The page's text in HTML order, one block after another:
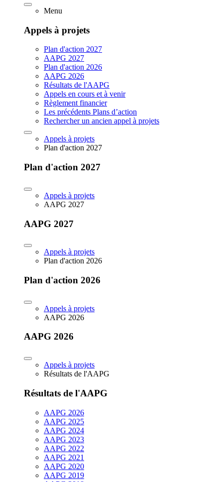
Menu
Appels à projets
Plan d'action 2027
AAPG 2027
Plan d'action 2026
AAPG 2026
Résultats de l'AAPG
Appels en cours et à venir
Règlement financier
Les précédents Plans d’action
Rechercher un ancien appel à projets
Appels à projets
Plan d'action 2027
Plan d'action 2027
Appels à projets
AAPG 2027
AAPG 2027
Appels à projets
Plan d'action 2026
Plan d'action 2026
Appels à projets
AAPG 2026
AAPG 2026
Appels à projets
Résultats de l'AAPG
Résultats de l'AAPG
AAPG 2026
AAPG 2025
AAPG 2024
AAPG 2023
AAPG 2022
AAPG 2021
AAPG 2020
AAPG 2019